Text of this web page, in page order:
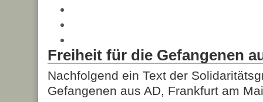
Freiheit für die Gefangenen
Nachfolgend ein Text der
Gefangenen aus AD, Frankfurt am